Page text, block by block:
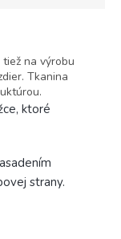
na výrobu
Tkanina
ktoré
strany.